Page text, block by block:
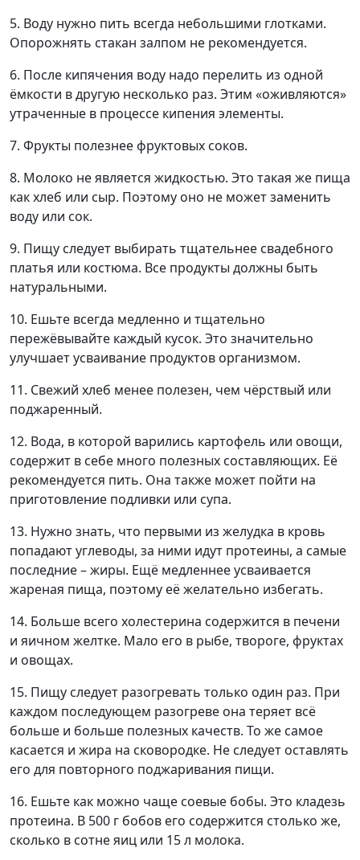
5. Воду нужно пить всегда небольшими глотками.
Опорожнять стакан залпом не рекомендуется.
6. После кипячения воду надо перелить из одной
ёмкости в другую несколько раз. Этим «оживляются»
утраченные в процессе кипения элементы.
7. Фрукты полезнее фруктовых соков.
8. Молоко не является жидкостью. Это такая же пища
как хлеб или сыр. Поэтому оно не может заменить
воду или сок.
9. Пищу следует выбирать тщательнее свадебного
платья или костюма. Все продукты должны быть
натуральными.
10. Ешьте всегда медленно и тщательно
пережёвывайте каждый кусок. Это значительно
улучшает усваивание продуктов организмом.
11. Свежий хлеб менее полезен, чем чёрствый или
поджаренный.
12. Вода, в которой варились картофель или овощи,
содержит в себе много полезных составляющих. Её
рекомендуется пить. Она также может пойти на
приготовление подливки или супа.
13. Нужно знать, что первыми из желудка в кровь
попадают углеводы, за ними идут протеины, а самые
последние – жиры. Ещё медленнее усваивается
жареная пища, поэтому её желательно избегать.
14. Больше всего холестерина содержится в печени
и яичном желтке. Мало его в рыбе, твороге, фруктах
и овощах.
15. Пищу следует разогревать только один раз. При
каждом последующем разогреве она теряет всё
больше и больше полезных качеств. То же самое
касается и жира на сковородке. Не следует оставлять
его для повторного поджаривания пищи.
16. Ешьте как можно чаще соевые бобы. Это кладезь
протеина. В 500 г бобов его содержится столько же,
сколько в сотне яиц или 15 л молока.